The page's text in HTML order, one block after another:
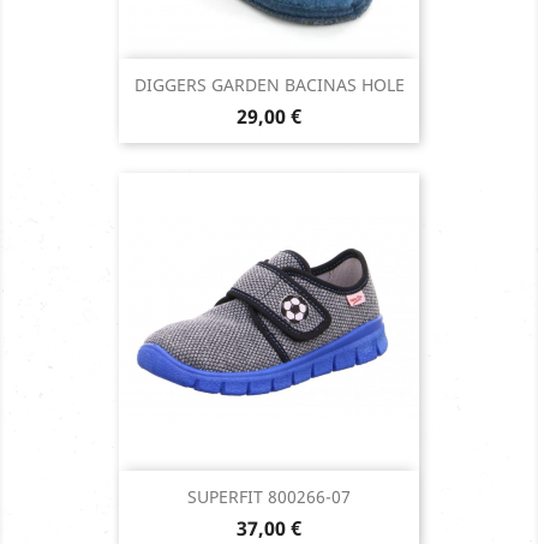
DIGGERS GARDEN BACINAS HOLE
Prix
29,00 €
SUPERFIT 800266-07
Prix
37,00 €